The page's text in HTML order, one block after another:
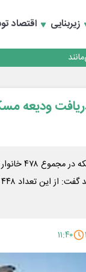
زیربنایی اقتصاد
ودیعه
مدیرکل بنیاد مسکن انقلاب اسلامی
۱۱:۴۰